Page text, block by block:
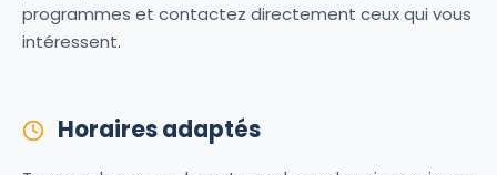
programmes et contactez directement ceux qui vous
intéressent.
Horaires adaptés